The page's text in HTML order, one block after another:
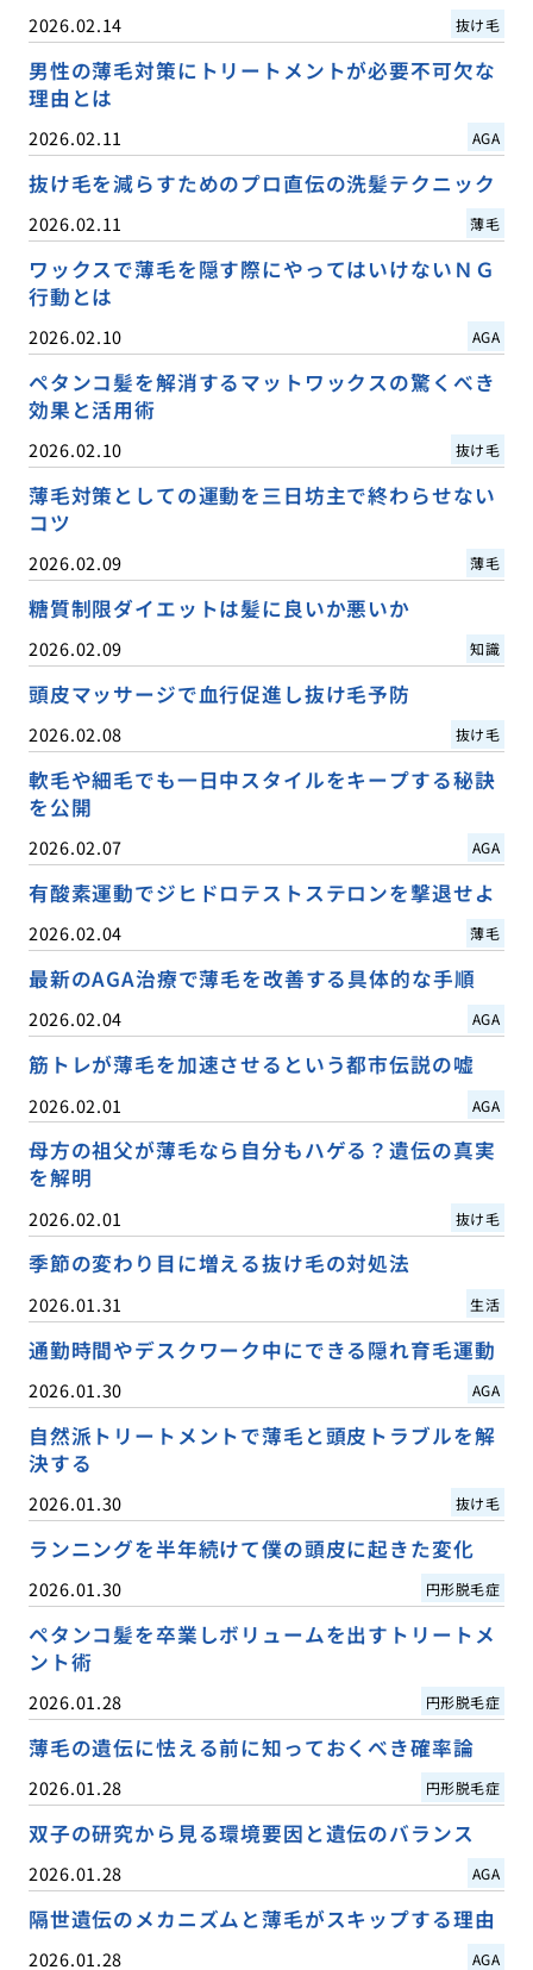
2026.02.14 抜け毛
男性の薄毛対策にトリートメントが必要不可欠な
理由とは
2026.02.11 AGA
抜け毛を減らすためのプロ直伝の洗髪テクニック
2026.02.11 薄毛
ワックスで薄毛を隠す際にやってはいけないＮＧ
行動とは
2026.02.10 AGA
ペタンコ髪を解消するマットワックスの驚くべき
効果と活用術
2026.02.10 抜け毛
薄毛対策としての運動を三日坊主で終わらせない
コツ
2026.02.09 薄毛
糖質制限ダイエットは髪に良いか悪いか
2026.02.09 知識
頭皮マッサージで血行促進し抜け毛予防
2026.02.08 抜け毛
軟毛や細毛でも一日中スタイルをキープする秘訣
を公開
2026.02.07 AGA
有酸素運動でジヒドロテストステロンを撃退せよ
2026.02.04 薄毛
最新のAGA治療で薄毛を改善する具体的な手順
2026.02.04 AGA
筋トレが薄毛を加速させるという都市伝説の嘘
2026.02.01 AGA
母方の祖父が薄毛なら自分もハゲる？遺伝の真実
を解明
2026.02.01 抜け毛
季節の変わり目に増える抜け毛の対処法
2026.01.31 生活
通勤時間やデスクワーク中にできる隠れ育毛運動
2026.01.30 AGA
自然派トリートメントで薄毛と頭皮トラブルを解
決する
2026.01.30 抜け毛
ランニングを半年続けて僕の頭皮に起きた変化
2026.01.30 円形脱毛症
ペタンコ髪を卒業しボリュームを出すトリートメ
ント術
2026.01.28 円形脱毛症
薄毛の遺伝に怯える前に知っておくべき確率論
2026.01.28 円形脱毛症
双子の研究から見る環境要因と遺伝のバランス
2026.01.28 AGA
隔世遺伝のメカニズムと薄毛がスキップする理由
2026.01.28 AGA